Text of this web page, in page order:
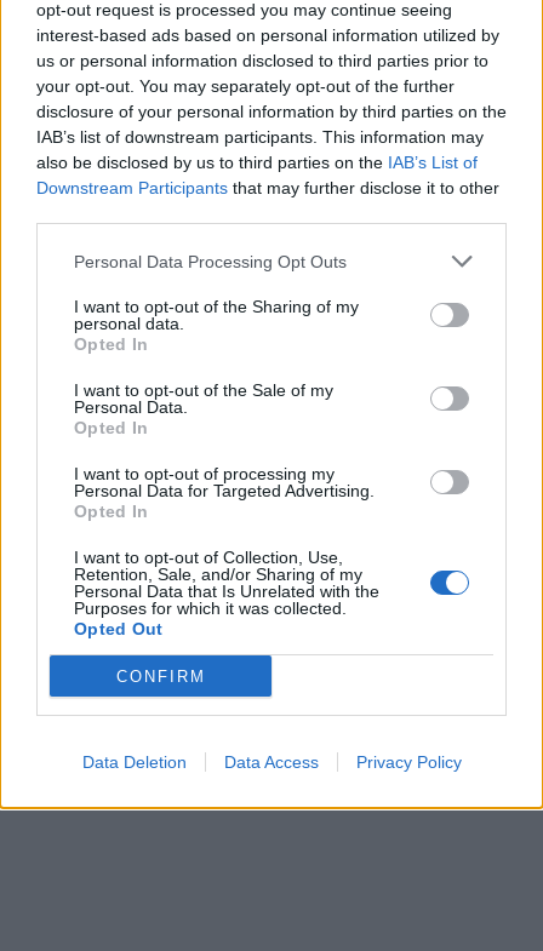
opt-out request is processed you may continue seeing
interest-based ads based on personal information utilized by
us or personal information disclosed to third parties prior to
your opt-out. You may separately opt-out of the further
disclosure of your personal information by third parties on the
IAB’s list of downstream participants. This information may
also be disclosed by us to third parties on the IAB’s List of
Downstream Participants that may further disclose it to other
Personal Data Processing Opt Outs
I want to opt-out of the Sharing of my
personal data.
Opted In
I want to opt-out of the Sale of my
Personal Data.
Opted In
I want to opt-out of processing my
Personal Data for Targeted Advertising.
Opted In
I want to opt-out of Collection, Use,
Retention, Sale, and/or Sharing of my
Personal Data that Is Unrelated with the
Purposes for which it was collected.
Opted Out
CONFIRM
Data Deletion Data Access Privacy Policy